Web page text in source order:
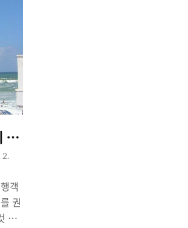
사
매치기 였다니!
2.
객
권
말